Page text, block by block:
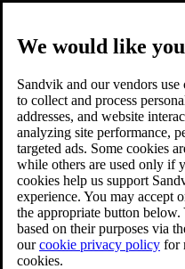
We would like
Sandvik and our vendors
to collect and process
addresses, and website
analyzing site performance,
targeted ads. Some cookies
while others are used only if
cookies help us support
experience. You may accept
the appropriate button
based on their purposes via
ourcookie privacy policy for
cookies.